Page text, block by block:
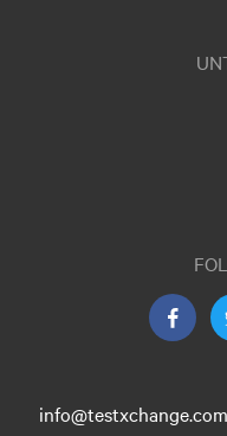
info@testxchange.com